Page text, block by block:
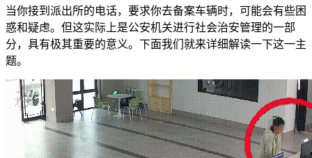
当你接到派出所的电话，要求你去备案车辆时，可能会有些困
惑和疑虑。但这实际上是公安机关进行社会治安管理的一部
分，具有极其重要的意义。下面我们就来详细解读一下这一主
题。